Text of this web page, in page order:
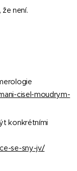
není.
cisel-moudrym-
konkrétními
se-sny-jv/